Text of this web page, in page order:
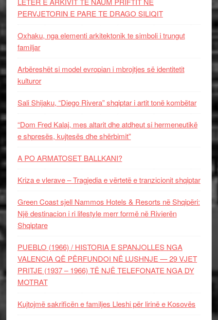
PERVJETORIN E PARE TE DRAGO SILIQIT
Oxhaku, nga elementi arkitektonik te simboli i trungut
familjar
Arbëreshët si model evropian i mbrojtjes së identitetit
kulturor
Sali Shijaku, “Diego Rivera” shqiptar i artit tonë kombëtar
“Dom Fred Kalaj, mes altarit dhe atdheut si hermeneutikë
e shpresës, kujtesës dhe shërbimit”
A PO ARMATOSET BALLKANI?
Kriza e vlerave – Tragjedia e vërtetë e tranzicionit shqiptar
Green Coast sjell Nammos Hotels & Resorts në Shqipëri:
Një destinacion i ri lifestyle merr formë në Rivierën
Shqiptare
PUEBLO (1966) / HISTORIA E SPANJOLLES NGA
VALENCIA QË PËRFUNDOI NË LUSHNJE — 29 VJET
PRITJE (1937 – 1966) TË NJË TELEFONATE NGA DY
MOTRAT
Kujtojmë sakrificën e familjes Lleshi për lirinë e Kosovës